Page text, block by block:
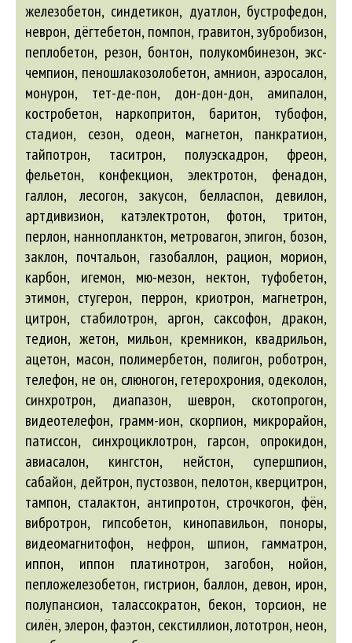
железобетон, синдетикон, дуатлон, бустрофедон,
неврон, дёгтебетон, помпон, гравитон, зубробизон,
пеплобетон, резон, бонтон, полукомбинезон, экс-
чемпион, пеношлакозолобетон, амнион, аэросалон,
монурон, тет-де-пон, дон-дон-дон, амипалон,
костробетон, наркопритон, баритон, тубофон,
стадион, сезон, одеон, магнетон, панкратион,
тайпотрон, таситрон, полуэскадрон, фреон,
фельетон, конфекцион, электротон, фенадон,
галлон, лесогон, закусон, белласпон, девилон,
артдивизион, катэлектротон, фотон, тритон,
перлон, наннопланктон, метровагон, эпигон, бозон,
заклон, почтальон, газобаллон, рацион, морион,
карбон, игемон, мю-мезон, нектон, туфобетон,
этимон, стугерон, перрон, криотрон, магнетрон,
цитрон, стабилотрон, аргон, саксофон, дракон,
тедион, жетон, мильон, кремникон, квадрильон,
ацетон, масон, полимербетон, полигон, роботрон,
телефон, не он, слюногон, гетерохрония, одеколон,
синхротрон, диапазон, шеврон, скотопрогон,
видеотелефон, грамм-ион, скорпион, микрорайон,
патиссон, синхроциклотрон, гарсон, опрокидон,
авиасалон, кингстон, нейстон, супершпион,
сабайон, дейтрон, пустозвон, пелотон, кверцитрон,
тампон, сталактон, антипротон, строчкогон, фён,
вибротрон, гипсобетон, кинопавильон, поноры,
видеомагнитофон, нефрон, шпион, гамматрон,
иппон, иппон платинотрон, загобон, нойон,
пепложелезобетон, гистрион, баллон, девон, ирон,
полупансион, талассократон, бекон, торсион, не
силён, элерон, фаэтон, секстиллион, лототрон, неон,